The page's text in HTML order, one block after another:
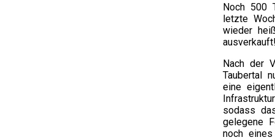
Noch 500
letzte
wieder
Nach der
Taubertal
eine
sodass
gelegene
noch